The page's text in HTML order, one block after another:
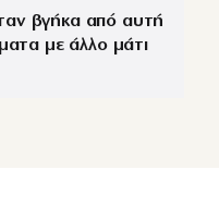
βγήκα από αυτή
με άλλο μάτι